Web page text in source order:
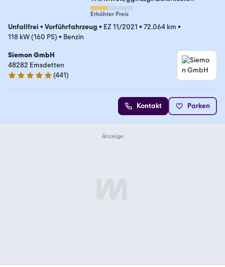
Erhöhter Preis
Unfallfrei • Vorführfahrzeug • EZ 11/2021 • 72.064 km •
118 kW (160 PS) • Benzin
Siemon GmbH
48282 Emsdetten
4.9 Sterne
(441)
Kontakt Parken